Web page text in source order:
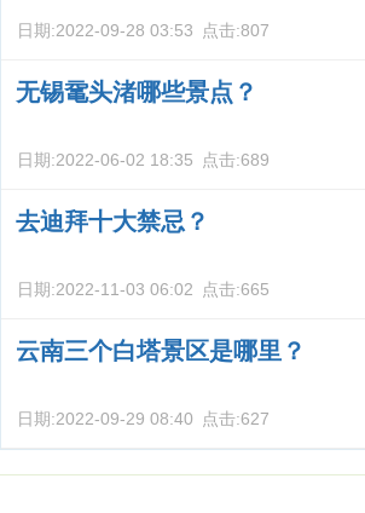
日期:2022-09-28 03:53 点击:807
无锡鼋头渚哪些景点？
日期:2022-06-02 18:35 点击:689
去迪拜十大禁忌？
日期:2022-11-03 06:02 点击:665
云南三个白塔景区是哪里？
日期:2022-09-29 08:40 点击:627